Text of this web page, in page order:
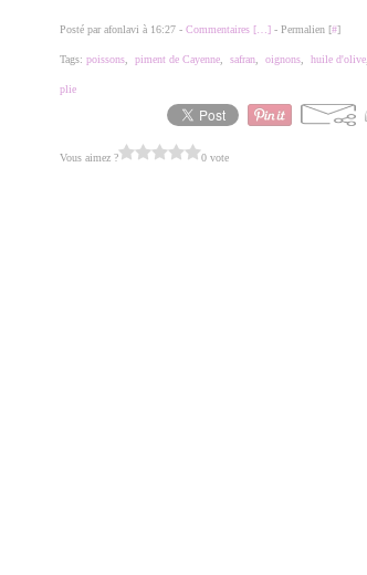
Posté par afonlavi à 16:27 - Commentaires [ ] - Permalien [#]
Tags: poissons piment de Cayenne safran oignons huile d'olive
plie
Vous aimez ? 0 vote